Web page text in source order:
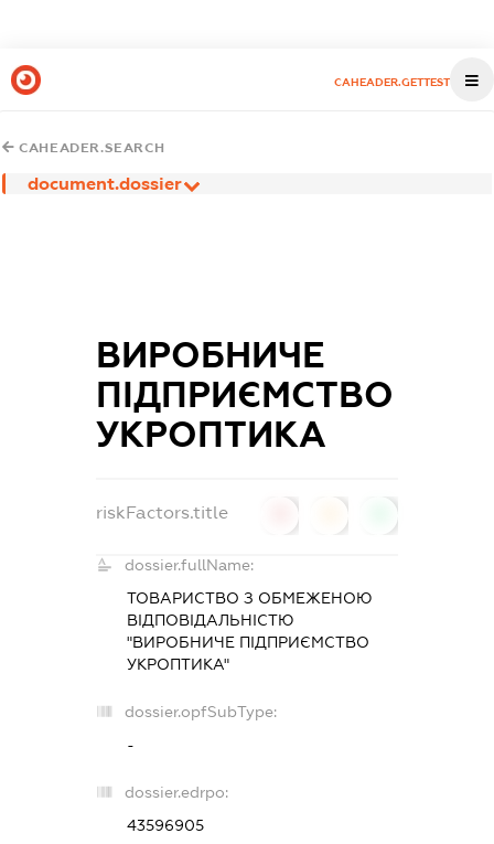
CAHEADER.GETTEST
CAHEADER.SEARCH
document.dossier
ВИРОБНИЧЕ
ПІДПРИЄМСТВО
УКРОПТИКА
riskFactors.title
dossier.fullName:
ТОВАРИСТВО З ОБМЕЖЕНОЮ
ВІДПОВІДАЛЬНІСТЮ
"ВИРОБНИЧЕ ПІДПРИЄМСТВО
УКРОПТИКА"
dossier.opfSubType:
-
dossier.edrpo:
43596905